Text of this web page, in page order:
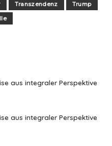
Transzendenz
Trump
aus integraler Perspektive
aus integraler Perspektive